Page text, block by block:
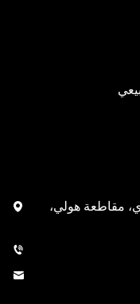
طريق سيشوي، مقاطعة هولي،